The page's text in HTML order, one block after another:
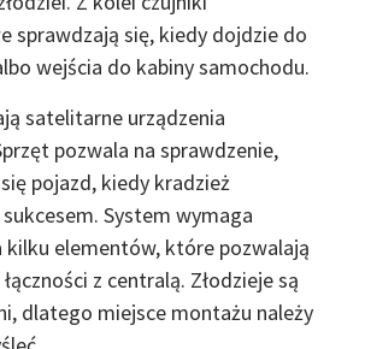
sprawdzają się, kiedy dojdzie do
wejścia do kabiny samochodu.
satelitarne urządzenia
pozwala na sprawdzenie,
pojazd, kiedy kradzież
sukcesem. System wymaga
kilku elementów, które pozwalają
z centralą. Złodzieje są
dlatego miejsce montażu należy